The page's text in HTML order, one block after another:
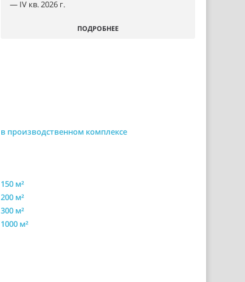
— IV кв. 2026 г.
ПОДРОБНЕЕ
в производственном комплексе
150 м²
200 м²
300 м²
1000 м²